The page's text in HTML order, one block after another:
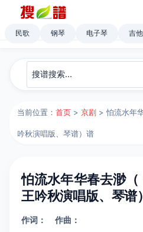
民歌 钢琴 电子琴 吉他
当前位置：首页 >京剧 > 怕流水年
吟秋演唱版、琴谱）谱
怕流水年华春去渺（
王吟秋演唱版、琴谱）
作词： 作曲：